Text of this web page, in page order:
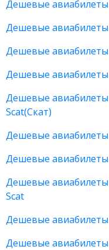
Дешевые авиабилеты
Дешевые авиабилеты
Дешевые авиабилеты
Дешевые авиабилеты
Дешевые
Scat(Скат)
Дешевые авиабилеты
Дешевые авиабилеты
Дешевые авиабилеты
Scat
Дешевые авиабилеты
Дешевые авиабилеты